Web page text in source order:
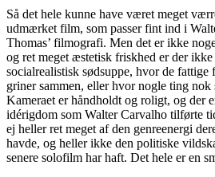
Så det hele kunne have været meget
udmærket film, som passer fint ind i
Thomas’ filmografi. Men det er ikke
og ret meget æstetisk friskhed er der
socialrealistisk sødsuppe, hvor de
griner sammen, eller hvor nogle ting nok
Kameraet er håndholdt og roligt, og der
idérigdom som Walter Carvalho tilførte
ej heller ret meget af den genreenergi
havde, og heller ikke den politiske
senere solofilm har haft. Det hele er en